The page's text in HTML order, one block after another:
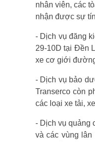
nhân viên, các
nhận được sự
- Dịch vụ đăng
29-10D tại Đền
xe cơ giới
- Dịch vụ bảo
Transerco còn
các loại xe tải,
- Dịch vụ quảng
và các vùng lân